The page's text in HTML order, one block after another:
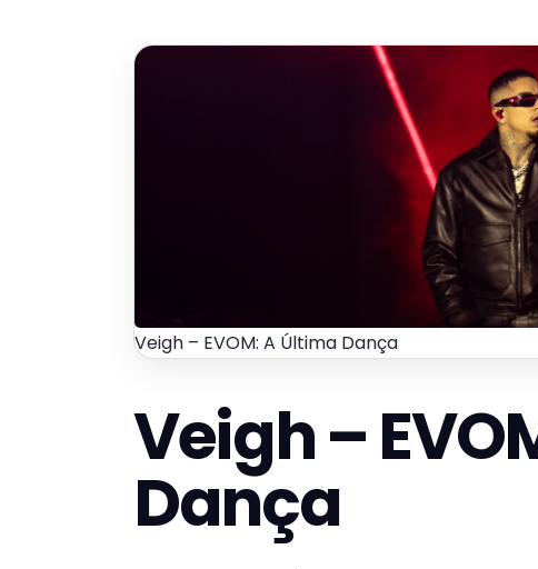
Veigh – EVOM: A Última Dança
Veigh –
Dança